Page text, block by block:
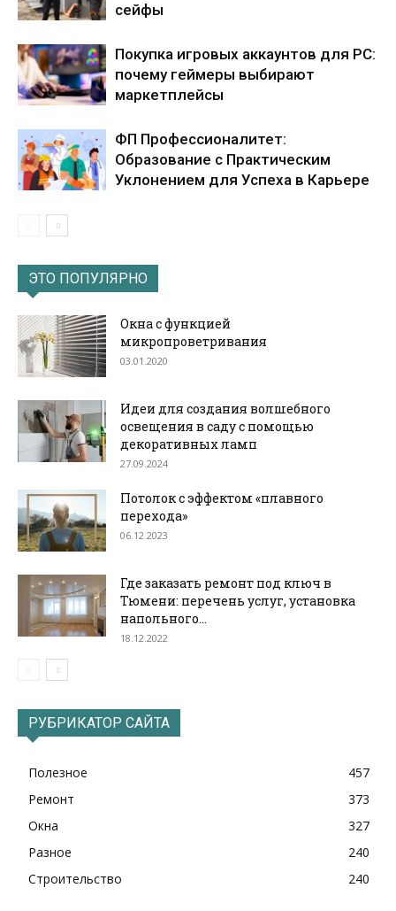
сейфы
Покупка игровых аккаунтов для PC:
почему геймеры выбирают
маркетплейсы
ФП Профессионалитет:
Образование с Практическим
Уклонением для Успеха в Карьере
ЭТО ПОПУЛЯРНО
Окна с функцией
микропроветривания
03.01.2020
Идеи для создания волшебного
освещения в саду с помощью
декоративных ламп
27.09.2024
Потолок с эффектом «плавного
перехода»
06.12.2023
Где заказать ремонт под ключ в
Тюмени: перечень услуг, установка
напольного...
18.12.2022
РУБРИКАТОР САЙТА
Полезное
457
Ремонт
373
Окна
327
Разное
240
Строительство
240